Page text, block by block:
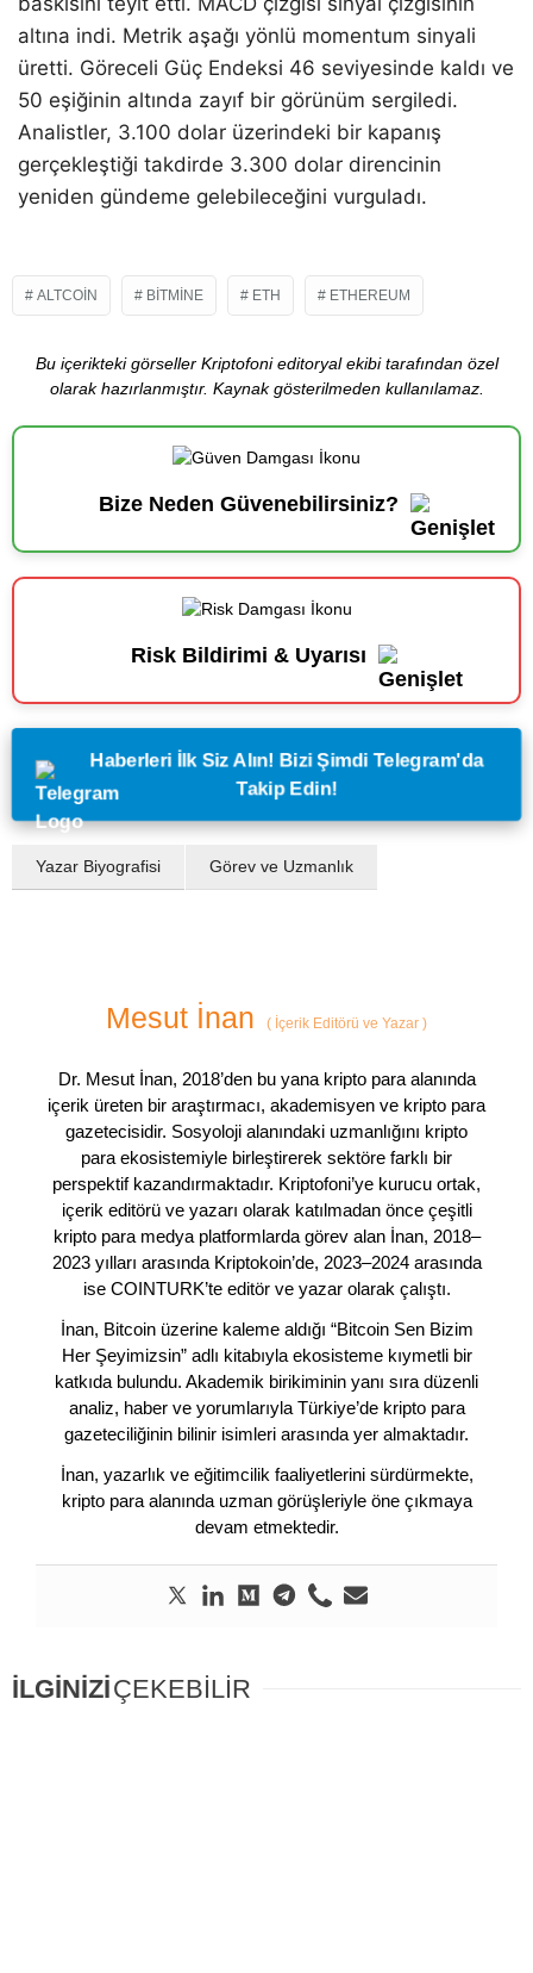
altına indi. Metrik aşağı yönlü momentum sinyali
üretti. Göreceli Güç Endeksi 46 seviyesinde kaldı ve
50 eşiğinin altında zayıf bir görünüm sergiledi.
Analistler, 3.100 dolar üzerindeki bir kapanış
gerçekleştiği takdirde 3.300 dolar direncinin
yeniden gündeme gelebileceğini vurguladı.
ALTCOIN BITMINE ETH ETHEREUM
Bu içerikteki görseller Kriptofoni editoryal ekibi tarafından özel
olarak hazırlanmıştır. Kaynak gösterilmeden kullanılamaz.
Bize Neden Güvenebilirsiniz?
Risk Bildirimi & Uyarısı
Haberleri İlk Siz Alın! Bizi Şimdi Telegram'da
Takip Edin!
Yazar Biyografisi Görev ve Uzmanlık
Mesut İnan ( İçerik Editörü ve Yazar )
Dr. Mesut İnan, 2018’den bu yana kripto para alanında
içerik üreten bir araştırmacı, akademisyen ve kripto para
gazetecisidir. Sosyoloji alanındaki uzmanlığını kripto
para ekosistemiyle birleştirerek sektöre farklı bir
perspektif kazandırmaktadır. Kriptofoni’ye kurucu ortak,
içerik editörü ve yazarı olarak katılmadan önce çeşitli
kripto para medya platformlarda görev alan İnan, 2018–
2023 yılları arasında Kriptokoin’de, 2023–2024 arasında
ise COINTURK’te editör ve yazar olarak çalıştı.
İnan, Bitcoin üzerine kaleme aldığı “Bitcoin Sen Bizim
Her Şeyimizsin” adlı kitabıyla ekosisteme kıymetli bir
katkıda bulundu. Akademik birikiminin yanı sıra düzenli
analiz, haber ve yorumlarıyla Türkiye’de kripto para
gazeteciliğinin bilinir isimleri arasında yer almaktadır.
İnan, yazarlık ve eğitimcilik faaliyetlerini sürdürmekte,
kripto para alanında uzman görüşleriyle öne çıkmaya
devam etmektedir.
İLGİNİZİÇEKEBİLİR